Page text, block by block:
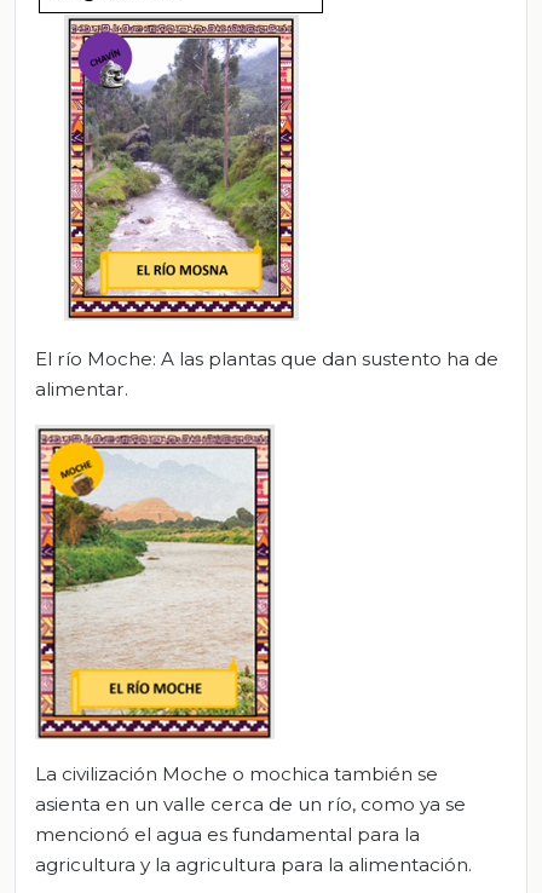
El río Moche: A las plantas que dan sustento ha de
alimentar.
La civilización Moche o mochica también se
asienta en un valle cerca de un río, como ya se
mencionó el agua es fundamental para la
agricultura y la agricultura para la alimentación.